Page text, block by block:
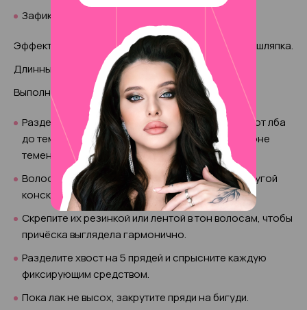
Зафиксируйте причёску лаком.
Эффектным дополнением к ней будет маленькая шляпка.
Длинные волосы можно уложить в хвост.
Выполняется это следующим образом:
Разделите волосы двумя проборами: прямым – от лба
до темени и полукруглым – от уха до уха. В районе
темени проборы должны пересечься.
Волосы, которые ближе к затылку, соберите в тугой
конский хвост.
Скрепите их резинкой или лентой в тон волосам, чтобы
причёска выглядела гармонично.
Разделите хвост на 5 прядей и спрысните каждую
фиксирующим средством.
Пока лак не высох, закрутите пряди на бигуди.